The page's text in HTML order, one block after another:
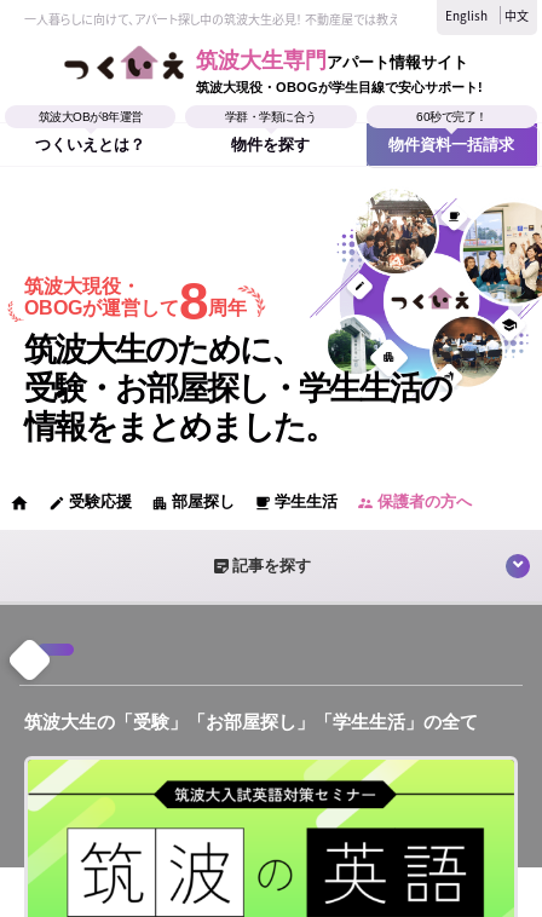
一人暮らしに向けて、アパート探し中の筑波大生必見！ 不動産屋では教えてくれない、筑波大生なら
English 中文
筑波大生専門 アパート情報サイト
筑波大現役・OBOGが学生目線で安心サポート!
筑波大OBが8年運営
つくいえとは？
学群・学類に合う
物件を探す
60秒で完了！
物件資料一括請求
筑波大現役・
OBOGが運営して8周年
筑波大生のために、
受験・お部屋探し・学生生活の
情報をまとめました。
home edit 受験応援 apartment 部屋探し local_cafe 学生生活 supervisor_account 保護者の方へ
sticky_note_2 記事を探す
筑波大生の「受験」「お部屋探し」「学生生活」の全て